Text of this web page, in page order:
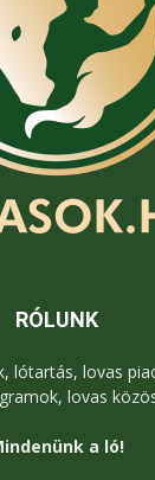
RÓLUNK
lótartás, lovas
lovas
a ló!